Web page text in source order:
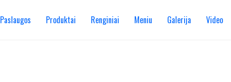
Paslaugos Produktai Renginiai Meniu Galerija Video